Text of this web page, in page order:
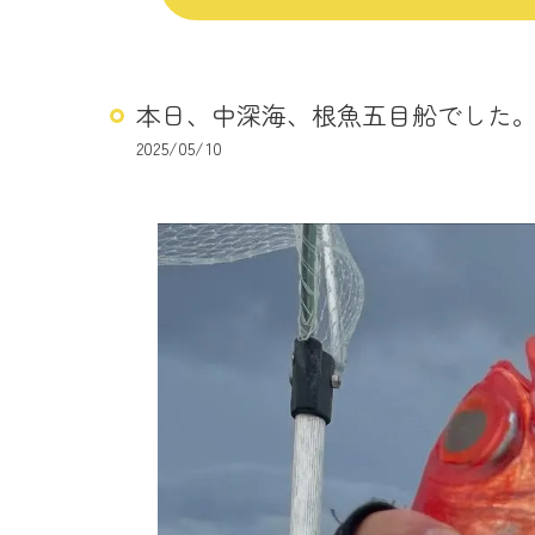
本日、中深海、根魚五目船でした
2025/05/10